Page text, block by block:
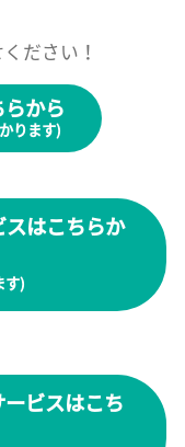
ださい！
から
ります)
はこちらか
す)
ビスはこち